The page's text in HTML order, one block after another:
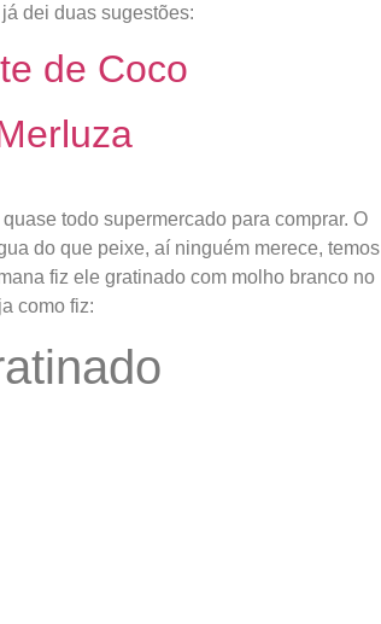
dei duas sugestões:
de Coco
todo supermercado para comprar. O
do que peixe, aí ninguém merece, temos
fiz ele gratinado com molho branco no
como fiz: